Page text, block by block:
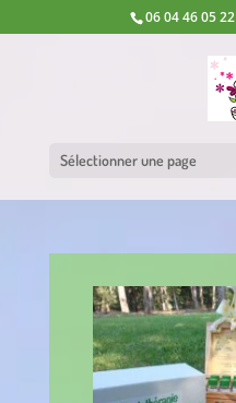
06 04 46 05 22
Sélectionner une page